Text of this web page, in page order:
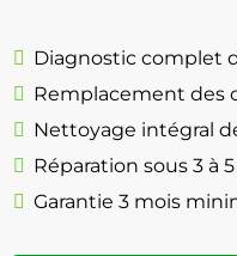
Diagnostic complet
Remplacement des
Nettoyage intégral
Réparation sous 3 à
Garantie 3 mois